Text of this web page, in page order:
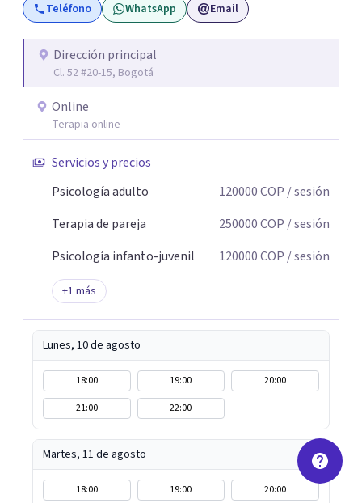
Teléfono WhatsApp Email
Dirección principal
Cl. 52 #20-15, Bogotá
Online
Terapia online
Servicios y precios
Psicología adulto
120000COP / sesión
Terapia de pareja
250000COP / sesión
Psicología infanto-juvenil
120000COP / sesión
+1 más
Lunes, 10 de agosto
18:00 19:00
20:00
21:00
22:00
Martes, 11 de agosto
18:00 19:00 20:00